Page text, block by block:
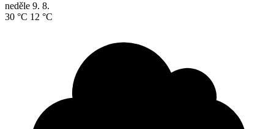
neděle 9. 8.
30 °C 12 °C